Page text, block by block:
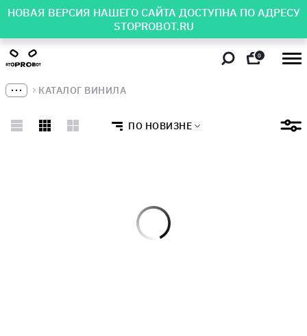
НОВАЯ ВЕРСИЯ НАШЕГО САЙТА ДОСТУПНА ПО АДРЕСУ
STOPROBOT.RU
0
КАТАЛОГ ВИНИЛА
ПО НОВИЗНЕ